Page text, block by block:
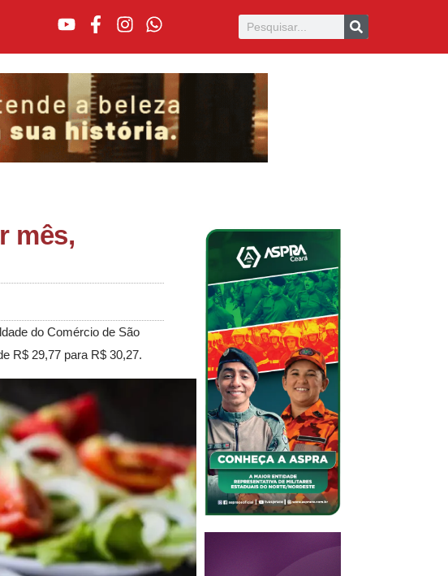
mês,
do Comércio de São
R$ 29,77 para R$ 30,27.